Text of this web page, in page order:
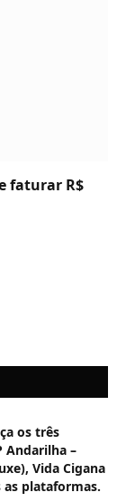
faturar R$
os três
Andarilha –
Vida Cigana
as plataformas.